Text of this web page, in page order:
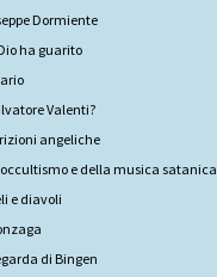
Dormiente
ha guarito
Valenti?
angeliche
e della musica satanica
e diavoli
di Bingen